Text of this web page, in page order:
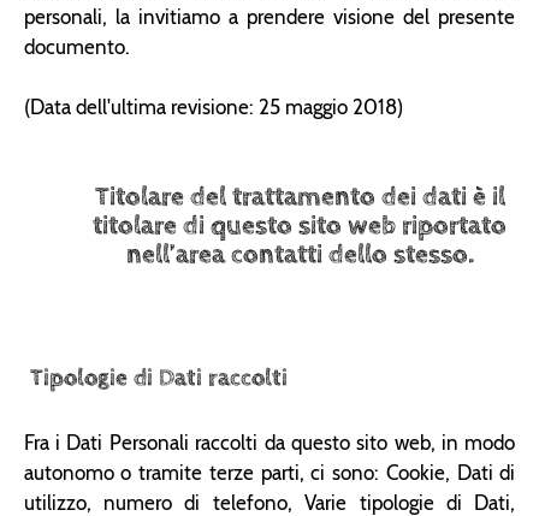
personali, la invitiamo a prendere visione del presente
documento.
(Data dell'ultima revisione: 25 maggio 2018)
Titolare del trattamento dei dati è il
titolare di questo sito web riportato
nell’area contatti dello stesso.
Tipologie di Dati raccolti
Fra i Dati Personali raccolti da questo sito web, in modo
autonomo o tramite terze parti, ci sono: Cookie, Dati di
utilizzo, numero di telefono, Varie tipologie di Dati,